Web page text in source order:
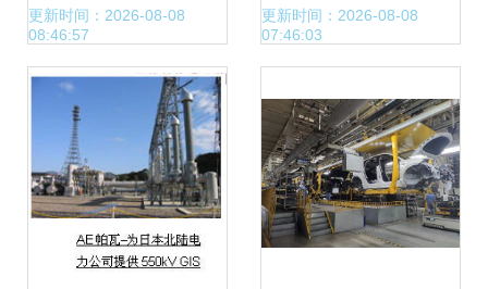
专家建议提升科技
创新能力与技术开
发速率
更新时间：2026-08-08
08:46:57
交通流量大数据分
验收
更新时间：2026-08-08
07:46:03